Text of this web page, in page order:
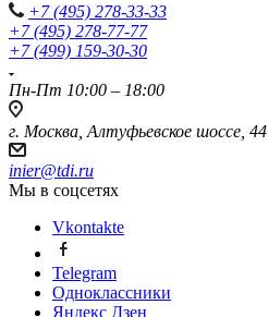
+7 (495) 278-33-33
+7 (495) 278-77-77
+7 (499) 159-30-30
Пн-Пт 10:00 – 18:00
г. Москва, Алтуфьевское шоссе, 44
inier@tdi.ru
Мы в соцсетях
Vkontakte
Telegram
Одноклассники
Яндекс Дзен